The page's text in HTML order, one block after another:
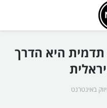
תדמית היא הדרך
באינטרנט